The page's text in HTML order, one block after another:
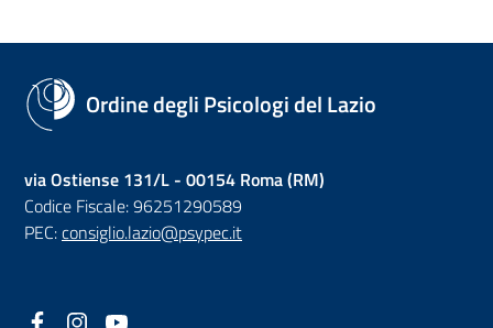
Ordine degli Psicologi del Lazio
via Ostiense 131/L - 00154 Roma (RM)
Codice Fiscale: 96251290589
PEC:consiglio.lazio@psypec.it
Facebook
(nuova scheda - new tab)
Instagram
(nuova scheda - new tab)